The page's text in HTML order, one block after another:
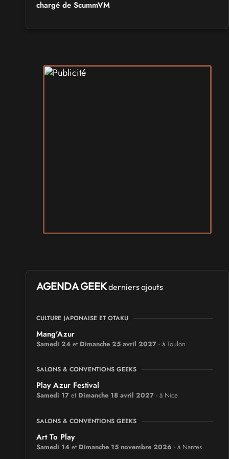
chargé de ScummVM
AGENDA GEEKderniers ajouts
CULTURE JAPONAISE ET OTAKU
Mang'Azur
Samedi 24 et Dimanche 25 avril 2027 - à Toulon
SALONS & CONVENTIONS GEEKS
Play Azur Festival
Samedi 17 et Dimanche 18 avril 2027 - à Nice
SALONS & CONVENTIONS GEEKS
Art To Play
Samedi 14 et Dimanche 15 novembre 2026 - à Nantes